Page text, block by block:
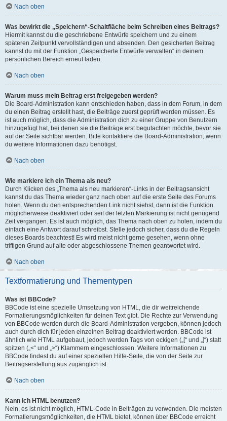
Nach oben
Was bewirkt die „Speichern“-Schaltfläche beim Schreiben eines Beitrags?
Hiermit kannst du die geschriebene Entwürfe speichern und zu einem
späteren Zeitpunkt vervollständigen und absenden. Den gesicherten Beitrag
kannst du mit der Funktion „Gespeicherte Entwürfe verwalten“ in deinem
persönlichen Bereich erneut laden.
Nach oben
Warum muss mein Beitrag erst freigegeben werden?
Die Board-Administration kann entschieden haben, dass in dem Forum, in dem
du einen Beitrag erstellt hast, die Beiträge zuerst geprüft werden müssen. Es
ist auch möglich, dass die Administration dich zu einer Gruppe von Benutzern
hinzugefügt hat, bei denen sie die Beiträge erst begutachten möchte, bevor sie
auf der Seite sichtbar werden. Bitte kontaktiere die Board-Administration, wenn
du weitere Informationen dazu benötigst.
Nach oben
Wie markiere ich ein Thema als neu?
Durch Klicken des „Thema als neu markieren“-Links in der Beitragsansicht
kannst du das Thema wieder ganz nach oben auf die erste Seite des Forums
holen. Wenn du den entsprechenden Link nicht siehst, dann ist die Funktion
möglicherweise deaktiviert oder seit der letzten Markierung ist nicht genügend
Zeit vergangen. Es ist auch möglich, das Thema nach oben zu holen, indem du
einfach eine Antwort darauf schreibst. Stelle jedoch sicher, dass du die Regeln
dieses Boards beachtest! Es wird meist nicht gerne gesehen, wenn ohne
triftigen Grund auf alte oder abgeschlossene Themen geantwortet wird.
Nach oben
Textformatierung und Thementypen
Was ist BBCode?
BBCode ist eine spezielle Umsetzung von HTML, die dir weitreichende
Formatierungsmöglichkeiten für deinen Text gibt. Die Rechte zur Verwendung
von BBCode werden durch die Board-Administration vergeben, können jedoch
auch durch dich für jeden einzelnen Beitrag deaktiviert werden. BBCode ist
ähnlich wie HTML aufgebaut, jedoch werden Tags von eckigen („[“ und „]“) statt
spitzen („<“ und „>“) Klammern eingeschlossen. Weitere Informationen zu
BBCode findest du auf einer speziellen Hilfe-Seite, die von der Seite zur
Beitragserstellung aus zugänglich ist.
Nach oben
Kann ich HTML benutzen?
Nein, es ist nicht möglich, HTML-Code in Beiträgen zu verwenden. Die meisten
Formatierungsmöglichkeiten, die HTML bietet, können über BBCode erreicht